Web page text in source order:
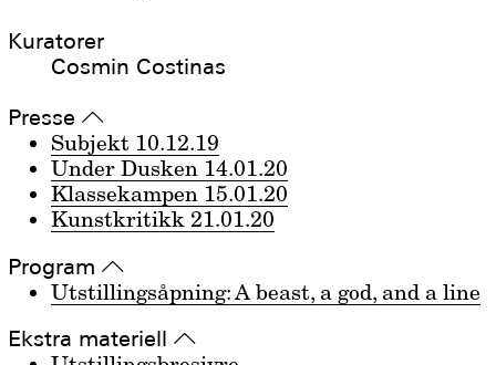
Kuratorer
Cosmin Costinas
Presse▵
Subjekt 10.12.19
Under Dusken 14.01.20
Klassekampen 15.01.20
Kunstkritikk 21.01.20
Program▵
Utstillingsåpning: A beast, a god, and a line
Ekstra materiell▵